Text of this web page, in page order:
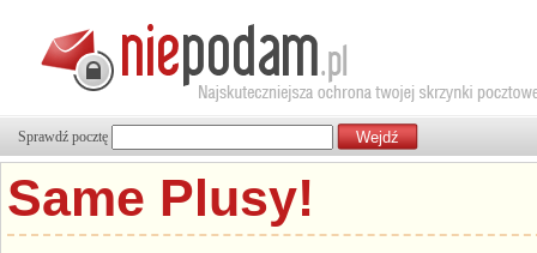
Sprawdź pocztę
Same Plusy!